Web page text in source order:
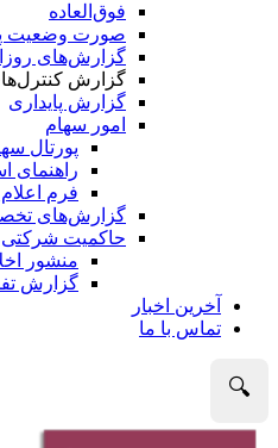
فوق‌العاده
صورت وضعیت
گزارش‌های
گزارش
گزارش پایداری
امور سهام
پورتال
راهنمای
فرم
گزارش‌های
حاکمیت شرکتی
منشور
گزارش
آخرین اخبار
تماس با ما
🔍